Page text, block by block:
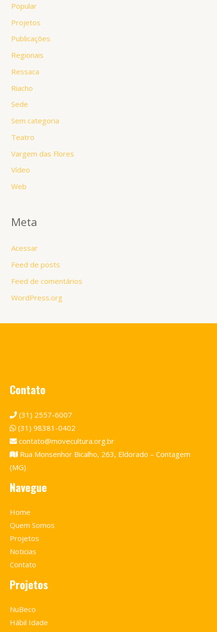
Popular
Projetos
Publicações
Regionais
Ressaca
Riacho
Sede
Sem categoria
Teatro
Vargem das Flores
Vídeo
Web
Meta
Acessar
Feed de posts
Feed de comentários
WordPress.org
Contato
(31) 2557-6007
(31) 98381-0402
contato@movecultura.org.br
Rua Monsenhor Bicalho, 263, Eldorado – Contagem
(MG)
Navegue
Home
Quem Somos
Projetos
Noticias
Contato
Projetos
NuBeco
Hábil Idade